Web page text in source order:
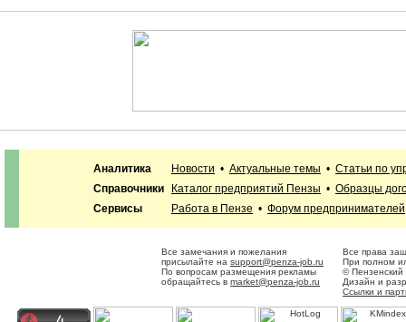
Аналитика Новости • Актуальные темы • Статьи по
Справочники
Каталог предприятий Пензы • Образцы
Сервисы
Работа в Пензе • Форум предпринимателей
Все замечания и пожелания
присылайте на support@penza-job.ru
По вопросам размещения рекламы
обращайтесь в market@penza-job.ru
Все права
При полном
©
Дизайн и
Ссылки и